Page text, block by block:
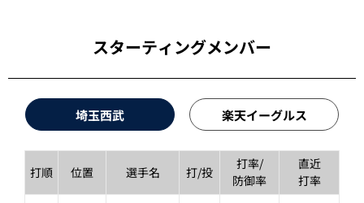
スターティングメンバー
埼玉西武 楽天イーグルス
打順 位置 選手名 打/投
打率/
防御率
直近
打率